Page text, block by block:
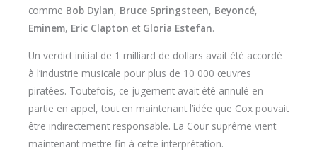
comme Bob Dylan, Bruce Springsteen, Beyoncé,
Eminem, Eric Clapton et Gloria Estefan.
Un verdict initial de 1 milliard de dollars avait été accordé
à l’industrie musicale pour plus de 10 000 œuvres
piratées. Toutefois, ce jugement avait été annulé en
partie en appel, tout en maintenant l’idée que Cox pouvait
être indirectement responsable. La Cour suprême vient
maintenant mettre fin à cette interprétation.